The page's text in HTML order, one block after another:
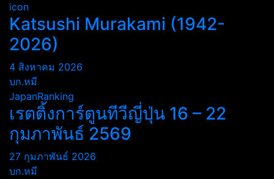
icon
Katsushi Murakami (1942-
2026)
4 สิงหาคม 2026
บก.หมี
JapanRanking
เรตติ้งการ์ตูนทีวีญี่ปุ่น 16 – 22
กุมภาพันธ์ 2569
27 กุมภาพันธ์ 2026
บก.หมี